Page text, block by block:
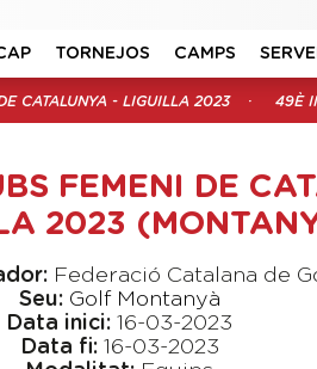
TORNEJOS CAMPS
CATALUNYA - LIGUILLA 2023 49È
FEMENI DE
2023
Federació Catalana de
Seu: Golf Montanyà
Data inici: 16-03-2023
Data fi: 16-03-2023